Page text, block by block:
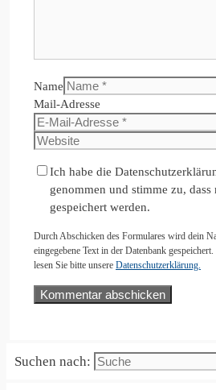
Name
Mail-Adresse
Ich habe die
genommen und stimme zu, dass
gespeichert werden.
Durch Abschicken des Formulares wird dein
eingegebene Text in der Datenbank
lesen Sie bitte unsere Datenschutzerklärung.
Suchen nach: